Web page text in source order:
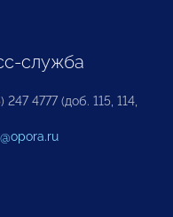
служба
247 4777 (доб. 115, 114,